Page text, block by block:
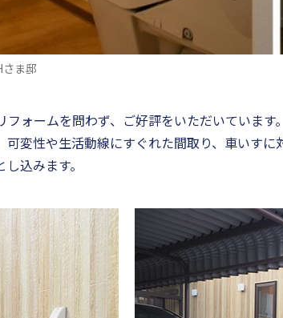
ま邸
ォームを問わず、ご好評をいただいていま
変性や生活動線にすぐれた間取り、車いす
込みます。